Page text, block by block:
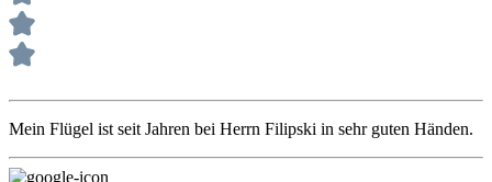
Mein Flügel ist seit Jahren bei Herrn Filipski in sehr guten Händen.